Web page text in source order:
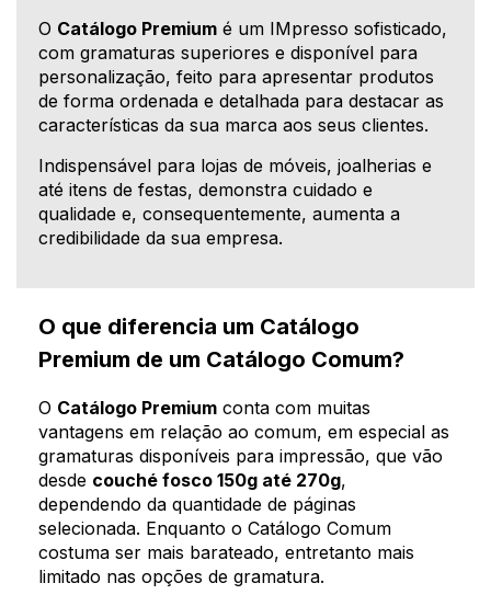
O Catálogo Premium é um IMpresso sofisticado,
com gramaturas superiores e disponível para
personalização, feito para apresentar produtos
de forma ordenada e detalhada para destacar as
características da sua marca aos seus clientes.
Indispensável para lojas de móveis, joalherias e
até itens de festas, demonstra cuidado e
qualidade e, consequentemente, aumenta a
credibilidade da sua empresa.
O que diferencia um Catálogo
Premium de um Catálogo Comum?
O Catálogo Premium conta com muitas
vantagens em relação ao comum, em especial as
gramaturas disponíveis para impressão, que vão
desde couché fosco 150g até 270g,
dependendo da quantidade de páginas
selecionada. Enquanto o Catálogo Comum
costuma ser mais barateado, entretanto mais
limitado nas opções de gramatura.